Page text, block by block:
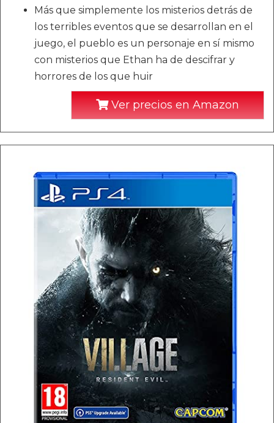
Más que simplemente los misterios detrás de
los terribles eventos que se desarrollan en el
juego, el pueblo es un personaje en sí mismo
con misterios que Ethan ha de descifrar y
horrores de los que huir
Ver precios en Amazon